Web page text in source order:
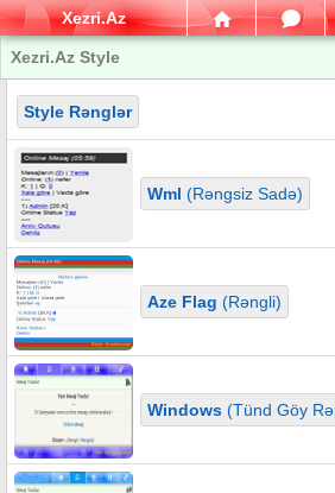
Xezri.Az
Xezri.Az Style
Style Rənglər
Wml (Rəngsiz Sadə)
Aze Flag (Rəngli)
Windows(Tünd Göy